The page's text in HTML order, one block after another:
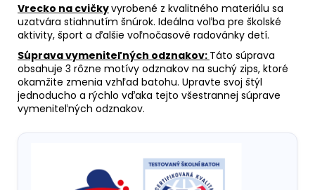
Vrecko na cvičkyvyrobené z kvalitného materiálu sa
uzatvára stiahnutím šnúrok. Ideálna voľba pre školské
aktivity, šport a ďalšie voľnočasové radovánky detí.
Súprava vymeniteľných odznakov: Táto súprava
obsahuje 3 rôzne motívy odznakov na suchý zips, ktoré
okamžite zmenia vzhľad batohu. Upravte svoj štýl
jednoducho a rýchlo vďaka tejto všestrannej súprave
vymeniteľných odznakov.